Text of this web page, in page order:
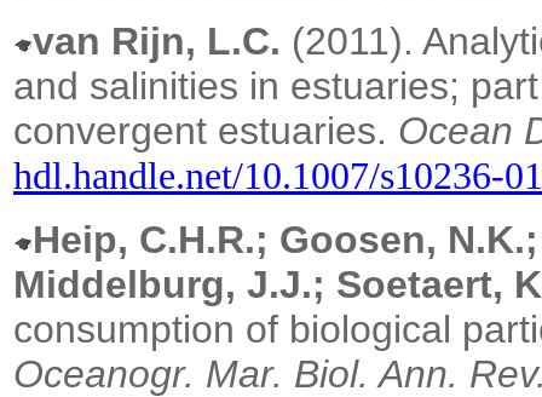
van Rijn, L.C. (2011).
and salinities in estuaries;
convergent estuaries. Ocean
hdl.handle.net/10.1007/s10236-
Heip, C.H.R.; Goosen,
Middelburg, J.J.; Soetaert,
consumption of biological
Oceanogr. Mar. Biol. Ann.